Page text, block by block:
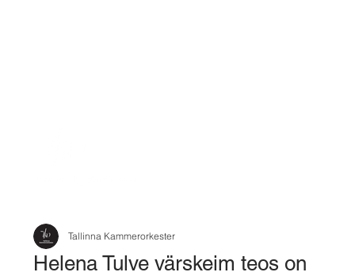
Helena Tulve värskeim teos on
Tallinna Kammerorkester